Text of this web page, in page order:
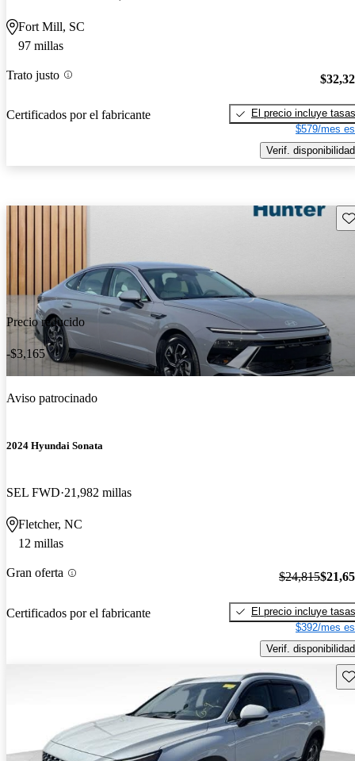
Fort Mill, SC
97 millas
Trato justo
Certificados por el fabricante
El precio incluye tasas
$579/mes
Verif. disponibilidad
Precio reducido
-$3,165
Aviso patrocinado
2024 Hyundai Sonata
SEL FWD 21,982 millas
Fletcher, NC
12 millas
Gran oferta
Certificados por el fabricante
$24,815
El precio incluye tasas
$392/mes
Verif. disponibilidad